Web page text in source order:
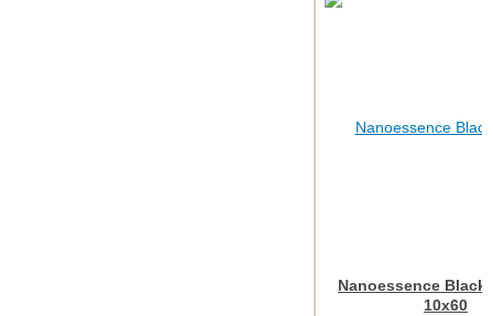
Nanoessence Black
10x60